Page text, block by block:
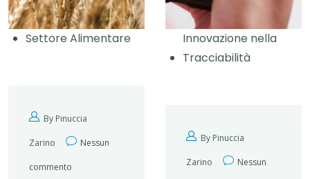
Settore Alimentare
By Pinuccia
Zarino Nessun
commento
Innovazione nella
Tracciabilità
By Pinuccia
Zarino Nessun